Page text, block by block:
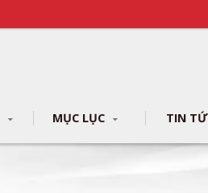
MỤC LỤC TIN